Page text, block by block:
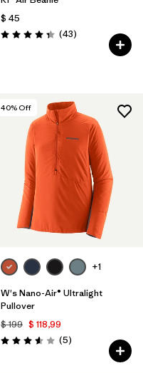
$ 45
Valoración: 4.3 / 5
(43Comentarios
)
40% Off
+1
W's Nano-Air® Ultralight
Pullover
$ 199 $ 118,99
Valoración: 3.6 / 5
(5Comentarios
)